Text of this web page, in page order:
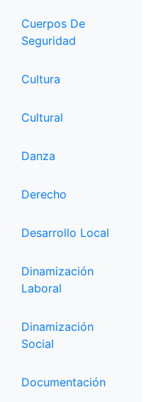
Cuerpos De
Seguridad
Cultura
Cultural
Danza
Derecho
Desarrollo Local
Dinamización
Laboral
Dinamización
Social
Documentación